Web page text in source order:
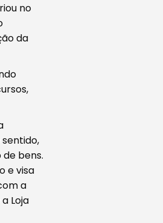
no
da
bens.
e visa
a
Loja